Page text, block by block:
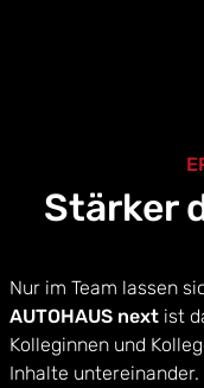
Stärker
Nur im Team lassen
AUTOHAUS next ist
Kolleginnen und
Inhalte